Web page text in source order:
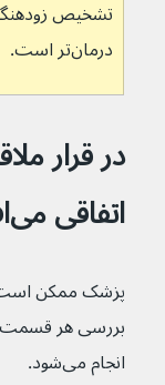
درمان‌تر است.
در قرار
اتفاقی می‌افتد؟
پزشک ممکن است
بررسی هر قسمت
انجام می‌شود.